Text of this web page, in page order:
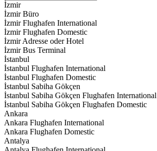
İzmir
İzmir Büro
İzmir Flughafen International
İzmir Flughafen Domestic
İzmir Adresse oder Hotel
İzmir Bus Terminal
İstanbul
İstanbul Flughafen International
İstanbul Flughafen Domestic
İstanbul Sabiha Gökçen
İstanbul Sabiha Gökçen Flughafen International
İstanbul Sabiha Gökçen Flughafen Domestic
Ankara
Ankara Flughafen International
Ankara Flughafen Domestic
Antalya